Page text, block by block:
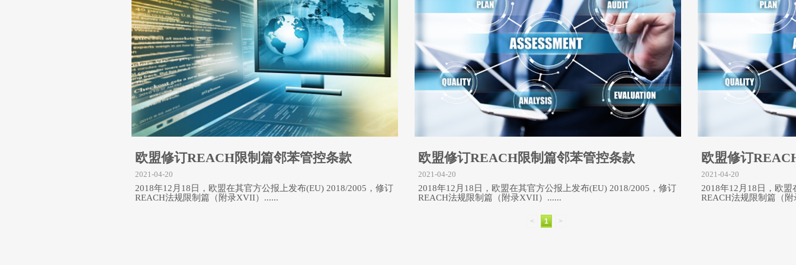
欧盟修订REACH限制篇邻苯管控条款
2021-04-20
2018年12月18日，欧盟在其官方公报上发布(EU) 2018/2005，修订
REACH法规限制篇（附录XVII）......
欧盟修订REACH限制篇邻苯管控条款
2021-04-20
2018年12月18日，欧盟在其官方公报上发布(EU) 2018/2005，修订
REACH法规限制篇（附录XVII）......
欧盟修订
2021-04-20
2018年12月18日，欧
REACH法规限制篇（
< 1 >